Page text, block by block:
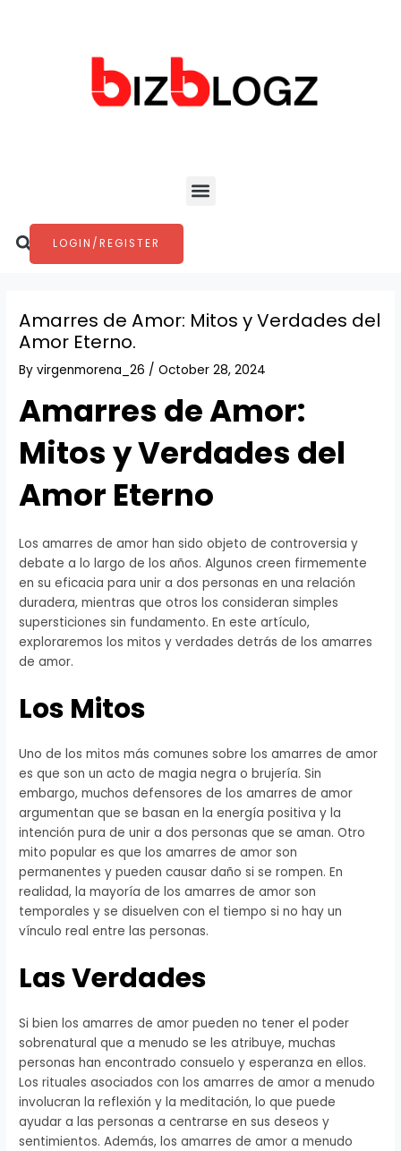
Menu
Search
LOGIN/REGISTER
Amarres de Amor: Mitos y Verdades del
Amor Eterno.
Byvirgenmorena_26 /October 28, 2024
Amarres de Amor:
Mitos y Verdades del
Amor Eterno
Los amarres de amor han sido objeto de controversia y
debate a lo largo de los años. Algunos creen firmemente
en su eficacia para unir a dos personas en una relación
duradera, mientras que otros los consideran simples
supersticiones sin fundamento. En este artículo,
exploraremos los mitos y verdades detrás de los amarres
de amor.
Los Mitos
Uno de los mitos más comunes sobre los amarres de amor
es que son un acto de magia negra o brujería. Sin
embargo, muchos defensores de los amarres de amor
argumentan que se basan en la energía positiva y la
intención pura de unir a dos personas que se aman. Otro
mito popular es que los amarres de amor son
permanentes y pueden causar daño si se rompen. En
realidad, la mayoría de los amarres de amor son
temporales y se disuelven con el tiempo si no hay un
vínculo real entre las personas.
Las Verdades
Si bien los amarres de amor pueden no tener el poder
sobrenatural que a menudo se les atribuye, muchas
personas han encontrado consuelo y esperanza en ellos.
Los rituales asociados con los amarres de amor a menudo
involucran la reflexión y la meditación, lo que puede
ayudar a las personas a centrarse en sus deseos y
sentimientos. Además, los amarres de amor a menudo